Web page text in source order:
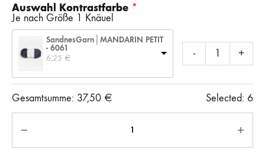
Auswahl Kontrastfarbe
Je nach Größe 1 Knäuel
SandnesGarn│MANDARIN PETIT
- 6061
6,25 € - +
Gesamtsumme: 37,50 € Selected: 6
Anzahl